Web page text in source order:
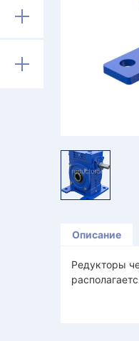
Описание
Редукторы